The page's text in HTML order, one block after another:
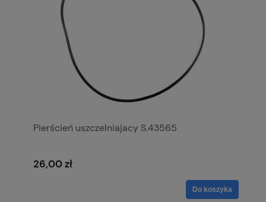
Pierścień uszczelniajacy S.43565
26,00 zł
Do koszyka